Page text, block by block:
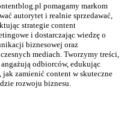
pomagamy markom
autorytet i realnie sprzedawać,
strategie content
i dostarczając wiedzę o
biznesowej oraz
mediach. Tworzymy treści,
odbiorców, edukując
jak zamienić content w skuteczne
rozwoju biznesu.